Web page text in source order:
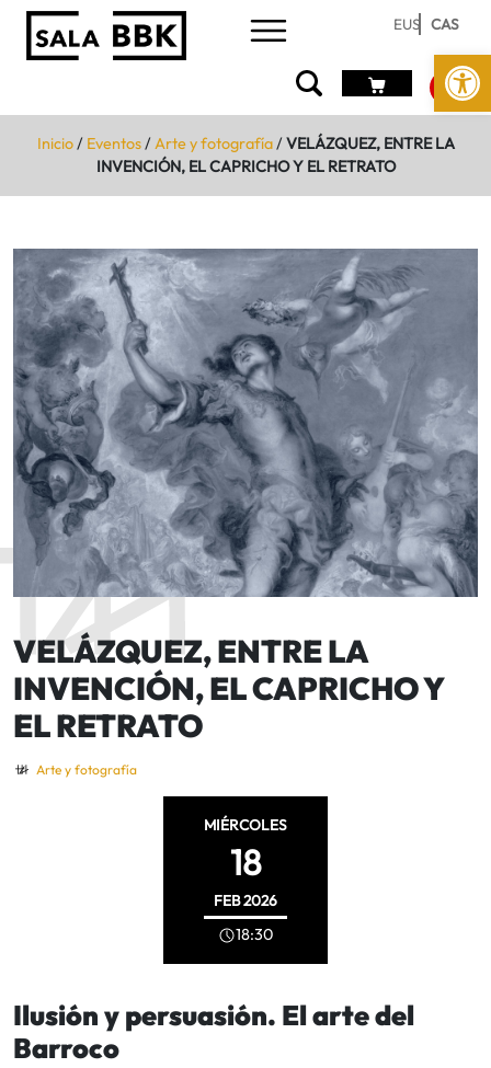
Abrir
EUS CAS
Inicio/ Eventos/Arte y fotografía/VELÁZQUEZ, ENTRE LA
INVENCIÓN, EL CAPRICHO Y EL RETRATO
VELÁZQUEZ, ENTRE LA
INVENCIÓN, EL CAPRICHO Y
EL RETRATO
Arte y fotografía
MIÉRCOLES
18
FEB2026
18:30
Ilusión y persuasión. El arte del
Barroco